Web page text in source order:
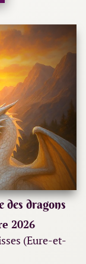
des dragons
2026
(Eure-et-